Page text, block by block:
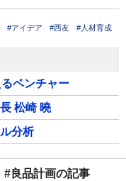
#アイデア #西友 #人材育成
ベンチャー
松崎 曉
分析
#良品計画の記事